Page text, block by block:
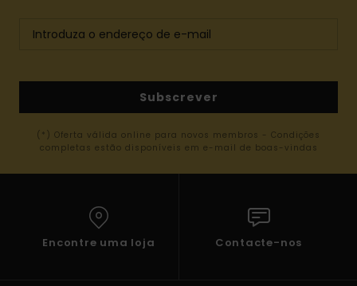
Subscrever
(*) Oferta válida online para novos membros - Condições
completas estão disponíveis em e-mail de boas-vindas
Encontre uma loja Contacte-nos